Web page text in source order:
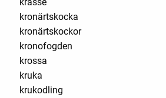
kronärtskocka
kronärtskockor
kronofogden
krossa
kruka
krukodling